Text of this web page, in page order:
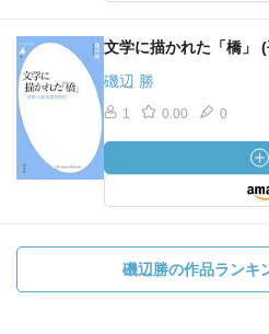
文学に描かれた「橋」
磯辺 勝
1 0.00 0
磯辺勝の作品ランキ